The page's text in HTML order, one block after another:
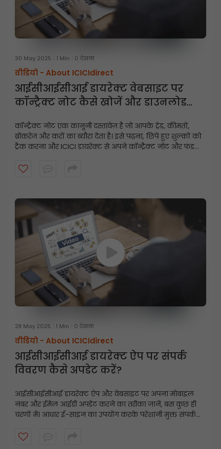
30 May 2025 1 Min 0 देखना
वीडियो - About ICICIdirect
आईसीआईसीआई डायरेक्ट वेबसाइट पर
कॉन्ट्रैक्ट नोट कैसे खोजें और डाउनलोड
कॉन्ट्रैक्ट नोट एक कानूनी दस्तावेज़ है जो आपके ट्रेड, कीमतों,
ब्रोकरेज और करों का ब्यौरा देता है। इसे पढ़ना, छिपे हुए शुल्कों को
ट्रैक करना और ICICI डायरेक्ट से अपने कॉन्ट्रैक्ट नोट और फंड
28 May 2025 1 Min 0 देखना
वीडियो - About ICICIdirect
आईसीआईसीआई डायरेक्ट ऐप पर संपर्क
विवरण कैसे अपडेट करें?
आईसीआईसीआई डायरेक्ट ऐप और वेबसाइट पर अपना मोबाइल
नंबर और ईमेल आईडी अपडेट करने का तरीका जानें, बस कुछ ही
चरणों में। आधार ई-साइन का उपयोग करके परेशानी मुक्त संपर्क